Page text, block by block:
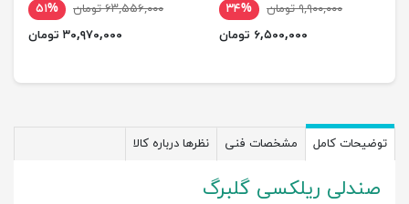
۹,۹۰۰,۰۰۰ تومان
۳۴%
۶,۵۰۰,۰۰۰ تومان
۶۳,۵۵۶,۰۰۰ تومان
۵۱%
۳۰,۹۷۰,۰۰۰ تومان
توضیحات کامل مشخصات فنی نظرها درباره کالا
صندلی ریلکسی گلبرگ